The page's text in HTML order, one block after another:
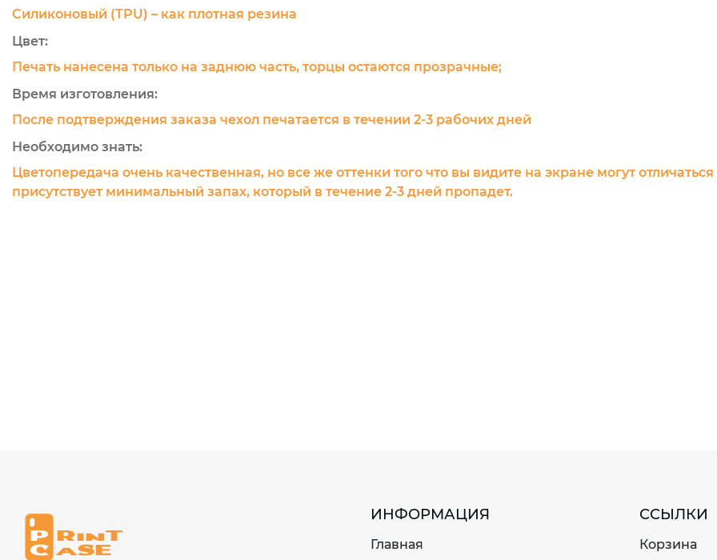
Силиконовый (TPU) – как плотная резина
Цвет:
Печать нанесена только на заднюю часть, торцы остаются прозрачные;
Время изготовления:
После подтверждения заказа чехол печатается в течении 2-3 рабочих дней
Необходимо знать:
Цветопередача очень качественная, но все же оттенки того что вы видите на экране могут
присутствует минимальный запах, который в течение 2-3 дней пропадет.
ИНФОРМАЦИЯ
Главная
ССЫЛКИ
Корзина